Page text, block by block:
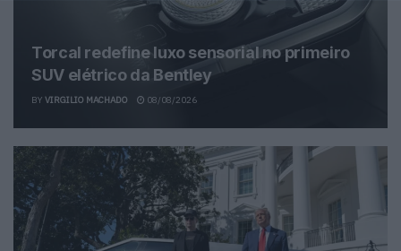
Torcal redefine luxo sensorial no primeiro
SUV elétrico da Bentley
BY VIRGILIO MACHADO 08/08/2026